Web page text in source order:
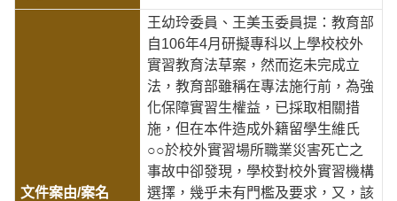
王幼玲委員、王美玉委員提：教育部
自106年4月研擬專科以上學校校外
實習教育法草案，然而迄未完成立
法，教育部雖稱在專法施行前，為強
化保障實習生權益，已採取相關措
施，但在本件造成外籍留學生維氏
○○於校外實習場所職業災害死亡之
事故中卻發現，學校對校外實習機構
選擇，幾乎未有門檻及要求，又，該